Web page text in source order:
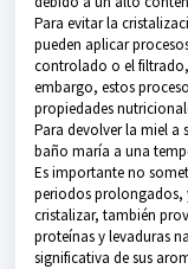
Para evitar la
pueden aplicar
controlado o el filtrado,
embargo, estos
propiedades
Para devolver la miel a
baño maría a una
Es importante no
periodos prolongados,
cristalizar, también
proteínas y levaduras
significativa de sus